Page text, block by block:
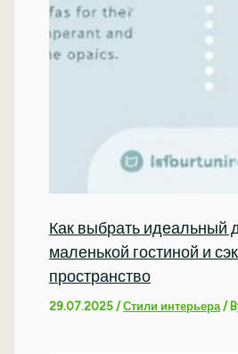
Как выбрать идеальный
маленькой гостиной и
пространство
29.07.2025/Стили интерьера/